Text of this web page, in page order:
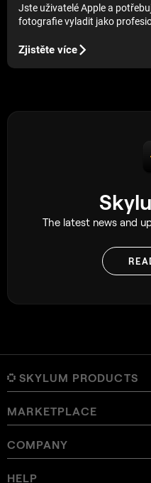
Jste uživatelé Apple a
fotografie vyladit jako
našem blogu věnujeme
Zjistěte více
The latest news and
SKYLUM PRODUCTS
Luminar Neo
Pricing
Overview
Overview
Online Tools
MARKETPLACE
Presets
COMPANY
About Skylum
HELP